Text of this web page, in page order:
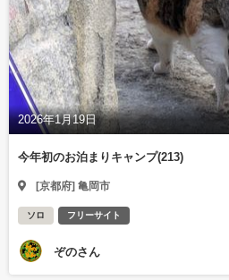
2026年1月19日
今年初のお泊まりキャンプ(213)
[京都府] 亀岡市
ソロ フリーサイト
ぞのさん